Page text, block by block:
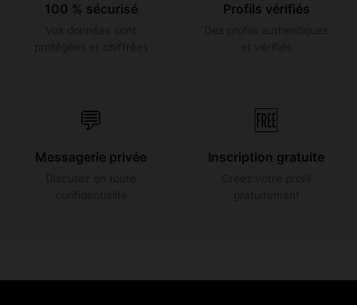
100 % sécurisé Profils vérifiés
💬
Messagerie privée
🆓
Inscription gratuite